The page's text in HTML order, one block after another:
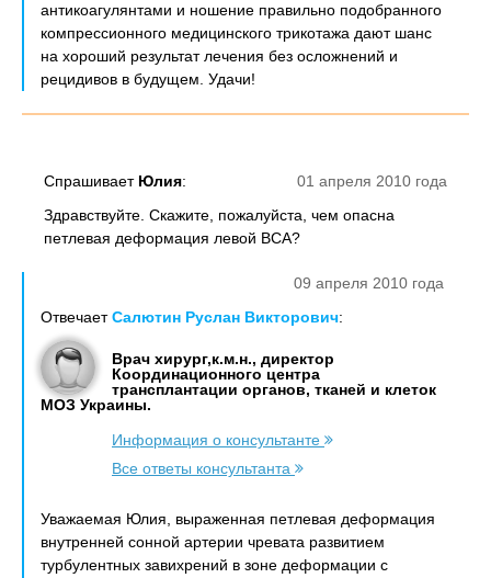
антикоагулянтами и ношение правильно подобранного
компрессионного медицинского трикотажа дают шанс
на хороший результат лечения без осложнений и
рецидивов в будущем. Удачи!
01 апреля 2010 года
Спрашивает Юлия:
Здравствуйте. Скажите, пожалуйста, чем опасна
петлевая деформация левой ВСА?
09 апреля 2010 года
ОтвечаетСалютин Руслан Викторович:
Врач хирург,к.м.н., директор
Координационного центра
трансплантации органов, тканей и клеток
МОЗ Украины.
Информация о консультанте
Все ответы консультанта
Уважаемая Юлия, выраженная петлевая деформация
внутренней сонной артерии чревата развитием
турбулентных завихрений в зоне деформации с